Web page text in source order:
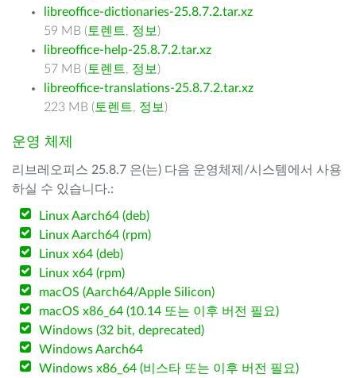
libreoffice-dictionaries-25.8.7.2.tar.xz
59 MB ( 토렌트, 정보 )
libreoffice-help-25.8.7.2.tar.xz
57 MB ( 토렌트, 정보 )
libreoffice-translations-25.8.7.2.tar.xz
223 MB ( 토렌트, 정보 )
운영 체제
리브레오피스 25.8.7 은(는) 다음 운영체제/시스템에서 사용
하실 수 있습니다.:
Linux Aarch64 (deb)
Linux Aarch64 (rpm)
Linux x64 (deb)
Linux x64 (rpm)
macOS (Aarch64/Apple Silicon)
macOS x86_64 (10.14 또는 이후 버전 필요)
Windows (32 bit, deprecated)
Windows Aarch64
Windows x86_64 (비스타 또는 이후 버전 필요)